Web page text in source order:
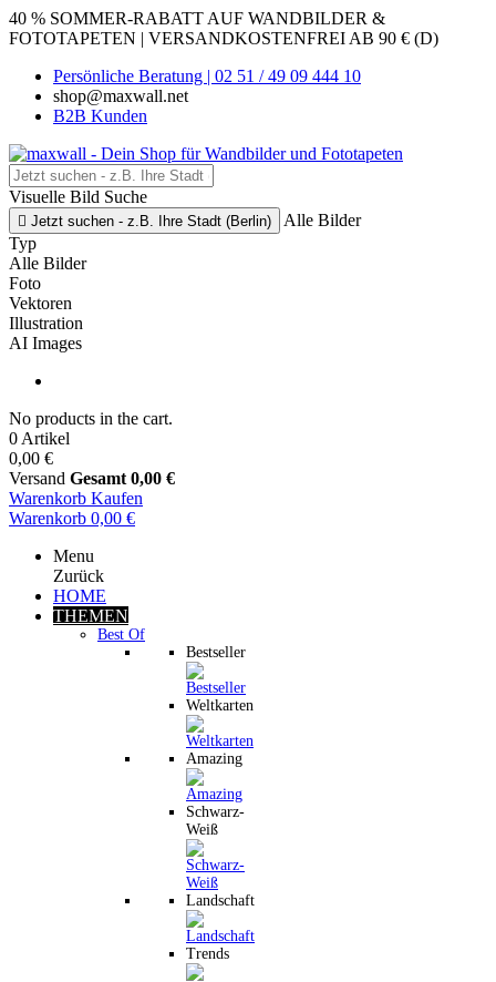
40 % SOMMER-RABATT AUF WANDBILDER &
FOTOTAPETEN | VERSANDKOSTENFREI AB 90 € (D)
Persönliche Beratung | 02 51 / 49 09 444 10
shop@maxwall.net
B2B Kunden
Visuelle Bild Suche
 Jetzt suchen - z.B. Ihre Stadt (Berlin)
Alle Bilder
Typ
Alle Bilder
Foto
Vektoren
Illustration
AI Images
No products in the cart.
0 Artikel
0,00 €
Versand Gesamt 0,00 €
Warenkorb Kaufen
Warenkorb 0,00 €
Menu
Zurück
HOME
THEMEN
Best Of
Bestseller
Weltkarten
Amazing
Schwarz-
Weiß
Landschaft
Trends